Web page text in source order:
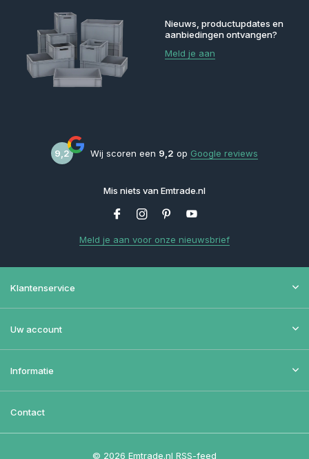
Nieuws, productupdates en
aanbiedingen ontvangen?
Meld je aan
9,2 Wij scoren een 9,2 op Google reviews
Mis niets van Emtrade.nl
Meld je aan voor onze nieuwsbrief
Klantenservice
Uw account
Informatie
Contact
© 2026 Emtrade.nl RSS-feed